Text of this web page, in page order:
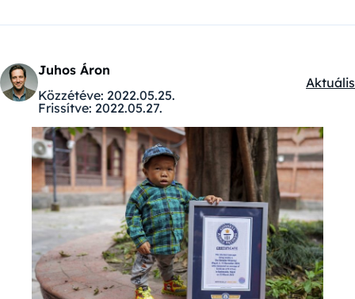
Juhos Áron
Közzétéve: 2022.05.25.
Frissítve: 2022.05.27.
Aktuális